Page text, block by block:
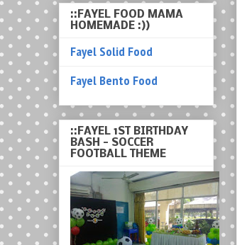
::FAYEL FOOD MAMA
HOMEMADE :))
Fayel Solid Food
Fayel Bento Food
::FAYEL 1ST BIRTHDAY
BASH - SOCCER
FOOTBALL THEME